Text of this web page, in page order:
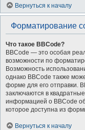
Вернуться к началу
Форматирование
Что такое BBCode?
BBCode — это особая
возможности по
Возможность
однако BBCode также
форме для его отправки.
заключаются в
информацией о BBCode
которое доступна из
Вернуться к началу